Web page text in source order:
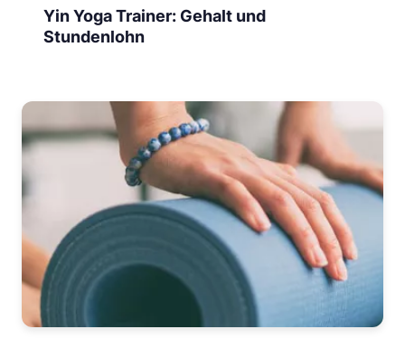
Yin Yoga Trainer: Gehalt und
Stundenlohn